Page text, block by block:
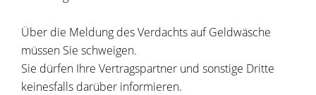
Über die Meldung des Verdachts auf Geldwäsche
müssen Sie schweigen.
Sie dürfen Ihre Vertragspartner und sonstige Dritte
keinesfalls darüber informieren.